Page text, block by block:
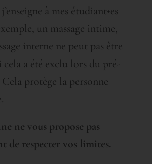
à mes étudiant•es
un massage intime,
interne ne peut pas être
cela a été exclu lors du pré-
protège la personne
ne vous propose pas
de respecter vos limites.